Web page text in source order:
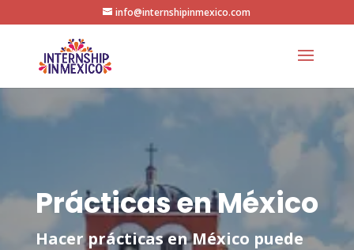
info@internshipinmexico.com
Prácticas en México
Hacer prácticas en México puede